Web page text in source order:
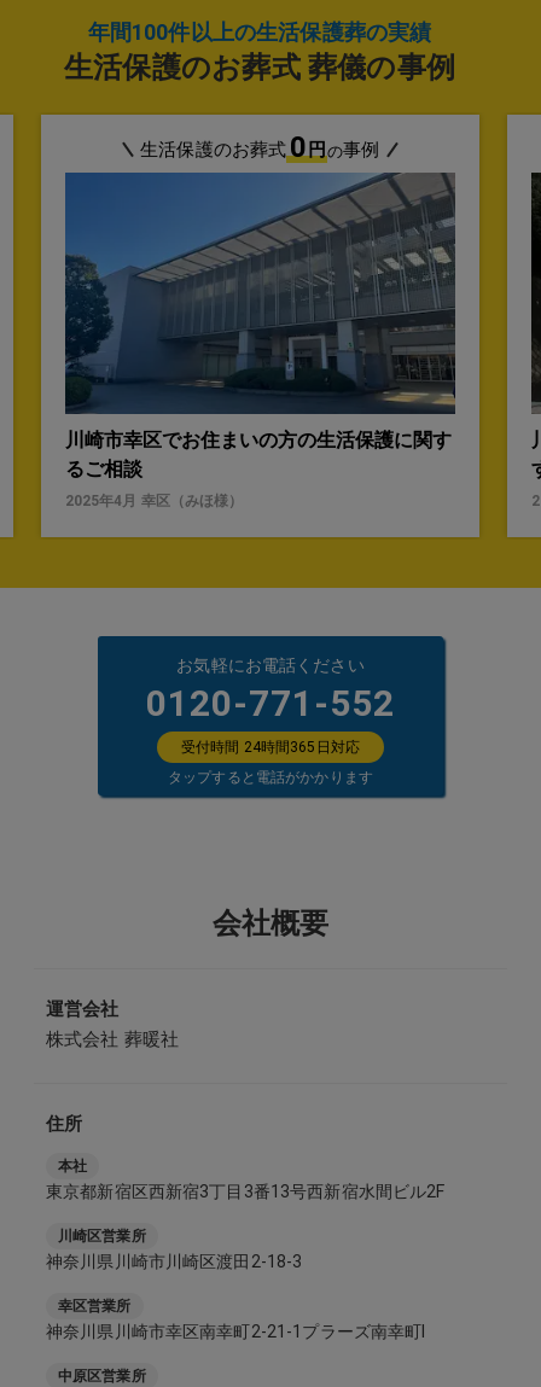
年間100件以上の生活保護葬の実績
生活保護のお葬式 葬儀の事例
生活保護のお葬式0円 の事例
川崎市幸区でお住まいの方の生活保護に関す
るご相談
2025年4月 幸区 （みほ様）
お気軽にお電話ください
0120-771-552
受付時間 24時間365日対応
タップすると電話がかかります
会社概要
運営会社
株式会社 葬暖社
住所
本社
東京都新宿区西新宿3丁目3番13号西新宿水間ビル2F
川崎区営業所
神奈川県川崎市川崎区渡田2-18-3
幸区営業所
神奈川県川崎市幸区南幸町2-21-1プラーズ南幸町Ⅰ
中原区営業所